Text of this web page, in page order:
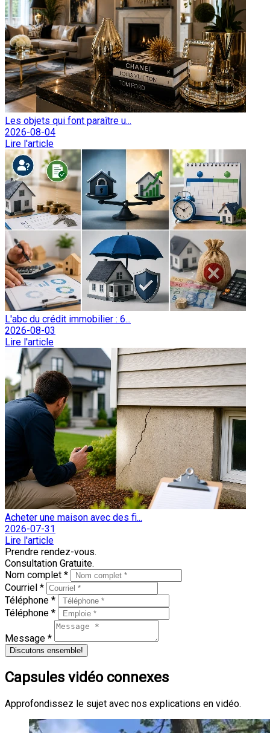
Les objets qui font paraître u...
2026-08-04
Lire l'article
L'abc du crédit immobilier : 6...
2026-08-03
Lire l'article
Acheter une maison avec des fi...
2026-07-31
Lire l'article
Prendre rendez-vous.
Consultation Gratuite.
Nom complet *
Courriel *
Téléphone *
Téléphone *
Message *
Discutons ensemble!
Capsules vidéo connexes
Approfondissez le sujet avec nos explications en vidéo.